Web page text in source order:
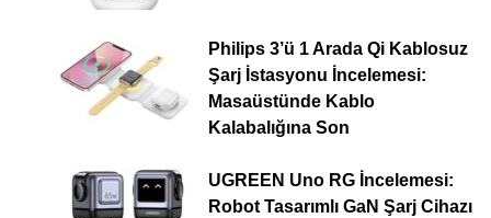
Philips 3’ü 1 Arada Qi Kablosuz
Şarj İstasyonu İncelemesi:
Masaüstünde Kablo
Kalabalığına Son
UGREEN Uno RG İncelemesi:
Robot Tasarımlı GaN Şarj Cihazı